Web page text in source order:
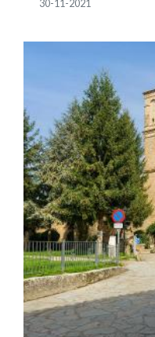
30-11-2021